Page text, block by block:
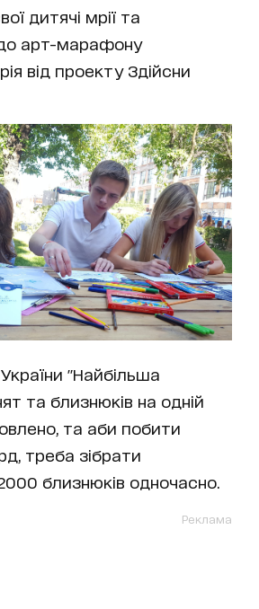
дитячі мрії та
арт-марафону
від проекту Здійсни
"Найбільша
та близнюків на одній
та аби побити
треба зібрати
близнюків одночасно.
Реклама